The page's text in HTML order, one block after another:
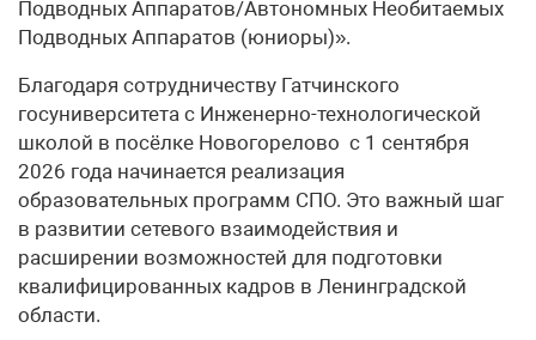
Подводных Аппаратов/Автономных Необитаемых
Подводных Аппаратов (юниоры)».
Благодаря сотрудничеству Гатчинского
госуниверситета с Инженерно-технологической
школой в посёлке Новогорелово с 1 сентября
2026 года начинается реализация
образовательных программ СПО. Это важный шаг
в развитии сетевого взаимодействия и
расширении возможностей для подготовки
квалифицированных кадров в Ленинградской
области.